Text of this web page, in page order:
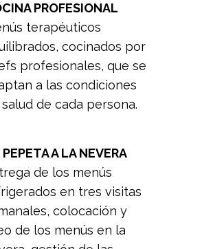
PROFESIONAL
terapéuticos
cocinados por
profesionales, que se
a las condiciones
de cada persona.
PEPETA A LA NEVERA
de los menús
en tres visitas
colocación y
de los menús en la